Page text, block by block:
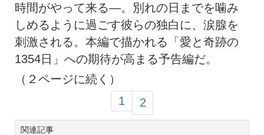
時間がやって来る―。別れの日までを噛み
しめるように過ごす彼らの独白に、涙腺を
刺激される。本編で描かれる「愛と奇跡の
1354日」への期待が高まる予告編だ。
（２ページに続く）
1
2
関連記事